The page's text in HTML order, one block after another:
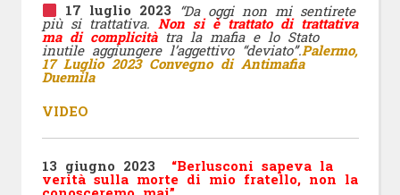
17 luglio 2023 “Da oggi non mi sentirete
più si trattativa. Non si è trattato di trattativa
ma di complicità tra la mafia e lo Stato
inutile aggiungere l’aggettivo “deviato”.Palermo,
17 Luglio 2023 Convegno di Antimafia
Duemila
VIDEO
13 giugno 2023 “Berlusconi sapeva la
verità sulla morte di mio fratello, non la